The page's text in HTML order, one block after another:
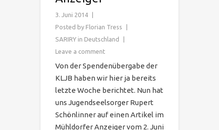
3. Juni 2014
Posted by Florian Tress
SARIRY in Deutschland
Leave a comment
Von der Spendenübergabe der
KLJB haben wir hier ja bereits
letzte Woche berichtet. Nun hat
uns Jugendseelsorger Rupert
Schönlinner auf einen Artikel im
Mühldorfer Anzeiger vom 2. Juni